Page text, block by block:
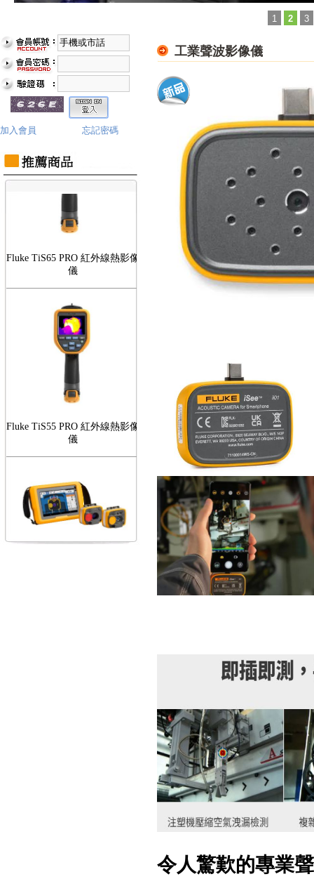
1 2 3
加入會員 忘記密碼
Fluke TiS75 PRO 紅外線熱影像
儀
儀
儀
FLUKE RotAlign Elite 雷射對
工業聲波影像儀
令人驚歎的專業